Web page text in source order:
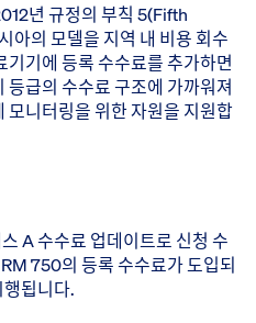
년 규정의 부칙 5(Fifth
아의 모델을 지역 내 비용 회수
기에 등록 수수료를 추가하면
급의 수수료 구조에 가까워져
모니터링을 위한 자원을 지원합
A 수수료 업데이트로 신청 수
750의 등록 수수료가 도입되
행됩니다.